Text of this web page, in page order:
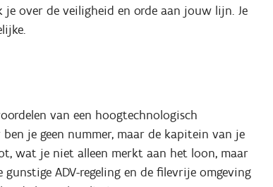
je over de veiligheid en orde aan jouw lijn. Je
van een hoogtechnologisch
je geen nummer, maar de kapitein van je
wat je niet alleen merkt aan het loon, maar
ADV-regeling en de filevrije omgeving